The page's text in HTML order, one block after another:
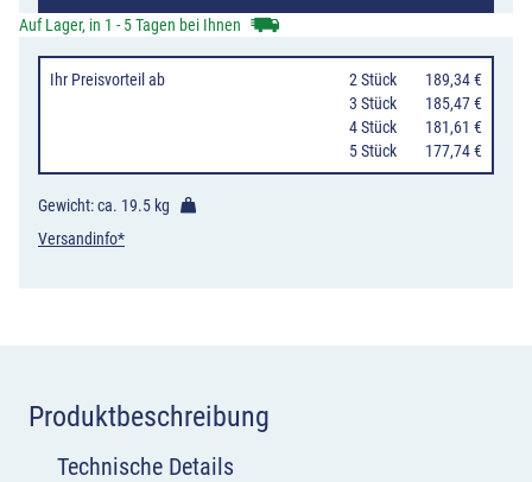
Menge
Auf Lager, in 1 - 5 Tagen bei Ihnen
Ihr Preisvorteil ab 2 Stück
189,34 €
3 Stück
185,47 €
4 Stück
181,61 €
5 Stück 177,74 €
Gewicht: ca. 19.5 kg
Versandinfo*
Produktbeschreibung
Technische Details